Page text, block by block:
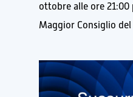
ottobre alle ore 21:00
Maggior Consiglio del